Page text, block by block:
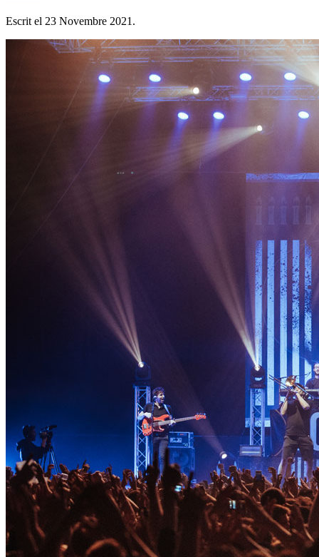
Escrit el 23 Novembre 2021 .